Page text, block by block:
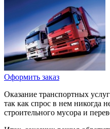
Оформить заказ
Оказание транспортных
так как спрос в нем никогда
строительного мусора и